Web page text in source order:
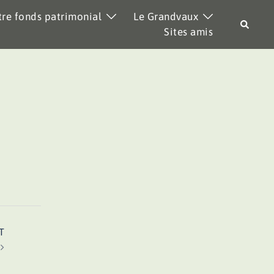
fonds patrimonial
Le Grandvaux
Sites amis